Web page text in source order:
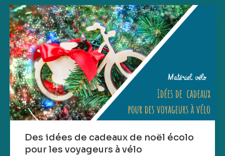
Des idées de cadeaux de noël écolo
pour les voyageurs à vélo